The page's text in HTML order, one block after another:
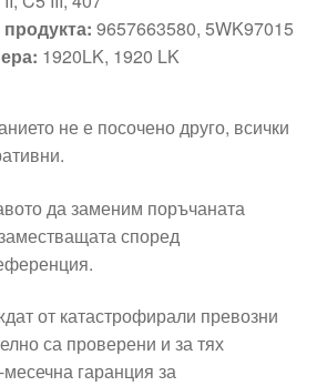
9657663580, 5WK97015
1920LK, 1920 LK
не е посочено друго, всички
да заменим поръчаната
според
от катастрофирали превозни
са проверени и за тях
гаранция за